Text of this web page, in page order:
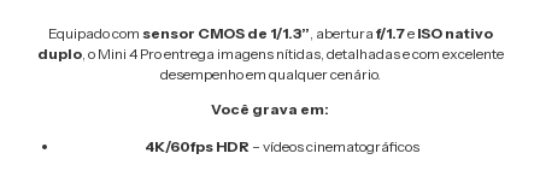
Equipado com sensor CMOS de 1/1.3” , abertura f/1.7e ISO nativo
duplo, o Mini 4 Pro entrega imagens nítidas, detalhadas e com excelente
desempenho em qualquer cenário.
Você grava em:
4K/60fps HDR – vídeos cinematográficos